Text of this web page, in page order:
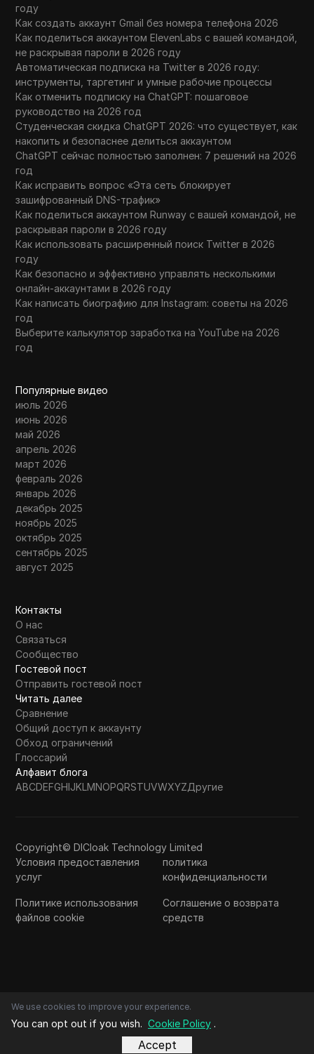
году
Как создать аккаунт Gmail без номера телефона 2026
Как поделиться аккаунтом ElevenLabs с вашей командой,
не раскрывая пароли в 2026 году
Автоматическая подписка на Twitter в 2026 году:
инструменты, таргетинг и умные рабочие процессы
Как отменить подписку на ChatGPT: пошаговое
руководство на 2026 год
Студенческая скидка ChatGPT 2026: что существует, как
накопить и безопаснее делиться аккаунтом
ChatGPT сейчас полностью заполнен: 7 решений на 2026
год
Как исправить вопрос «Эта сеть блокирует
зашифрованный DNS-трафик»
Как поделиться аккаунтом Runway с вашей командой, не
раскрывая пароли в 2026 году
Как использовать расширенный поиск Twitter в 2026
году
Как безопасно и эффективно управлять несколькими
онлайн-аккаунтами в 2026 году
Как написать биографию для Instagram: советы на 2026
год
Выберите калькулятор заработка на YouTube на 2026
год
Популярные видео
июль 2026
июнь 2026
май 2026
апрель 2026
март 2026
февраль 2026
январь 2026
декабрь 2025
ноябрь 2025
октябрь 2025
сентябрь 2025
август 2025
Контакты
О нас
Связаться
Сообщество
Гостевой пост
Отправить гостевой пост
Читать далее
Сравнение
Общий доступ к аккаунту
Обход ограничений
Глоссарий
Алфавит блога
ABCDEFGHIJKLMNOPQRSTUVWXYZДругие
Copyright© DICloak Technology Limited
Условия предоставления
услуг
политика
конфиденциальности
Политике использования
файлов cookie
Соглашение о возврата
средств
We use cookies to improve your experience.
You can opt out if you wish. Cookie Policy .
Accept